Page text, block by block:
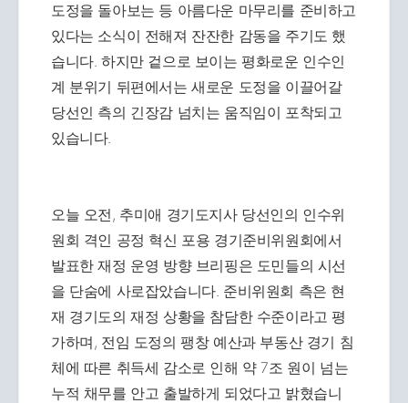
도정을 돌아보는 등 아름다운 마무리를 준비하고
있다는 소식이 전해져 잔잔한 감동을 주기도 했
습니다. 하지만 겉으로 보이는 평화로운 인수인
계 분위기 뒤편에서는 새로운 도정을 이끌어갈
당선인 측의 긴장감 넘치는 움직임이 포착되고
있습니다.
오늘 오전, 추미애 경기도지사 당선인의 인수위
원회 격인 공정 혁신 포용 경기준비위원회에서
발표한 재정 운영 방향 브리핑은 도민들의 시선
을 단숨에 사로잡았습니다. 준비위원회 측은 현
재 경기도의 재정 상황을 참담한 수준이라고 평
가하며, 전임 도정의 팽창 예산과 부동산 경기 침
체에 따른 취득세 감소로 인해 약 7조 원이 넘는
누적 채무를 안고 출발하게 되었다고 밝혔습니